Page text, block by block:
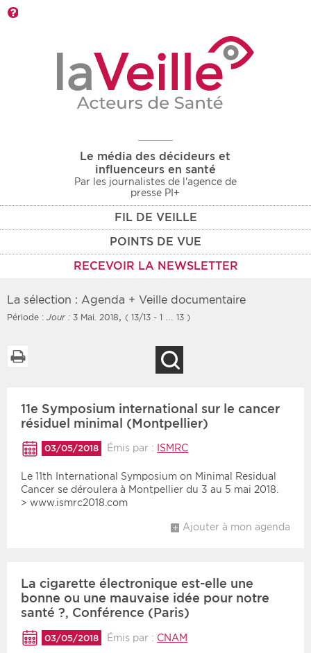
Le média des décideurs et
influenceurs en santé
Par les journalistes de l'agence de
presse PI+
FIL DE VEILLE
POINTS DE VUE
RECEVOIR LA NEWSLETTER
Rendez-vous des 7
prochains jours
Communiqués des 10
derniers jours
Recherche par mots clés
Type d'information
Rendez-vous
Communiqués
Les deux
Sanitaire
Médico-social
Zone géographique
La sélection : Agenda + Veille documentaire
Période : Jour : 3 Mai. 2018, ( 13/13 - 1 … 13 )
11e Symposium international sur le cancer
résiduel minimal (Montpellier)
03/05/2018 Émis par : ISMRC
Le 11th International Symposium on Minimal Residual
Cancer se déroulera à Montpellier du 3 au 5 mai 2018.
> www.ismrc2018.com
Ajouter à mon agenda
La cigarette électronique est-elle une
bonne ou une mauvaise idée pour notre
santé ?, Conférence (Paris)
03/05/2018 Émis par : CNAM